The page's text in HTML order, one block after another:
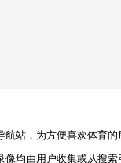
站，为方便喜欢体育
像均由用户收集或从搜